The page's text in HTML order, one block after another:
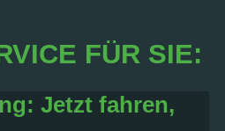
FÜR SIE:
Jetzt fahren,